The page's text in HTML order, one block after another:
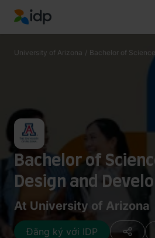
IDP Education
University of Arizona / Bachelor of
Bachelor of
Design and
At University of Arizona
Đăng ký với IDP